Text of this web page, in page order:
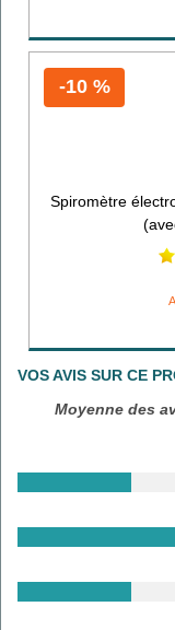
-10 %
Spiromètre
VOS AVIS SUR CE
Moyenne des